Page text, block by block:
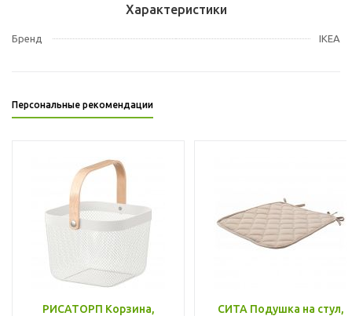
Характеристики
Бренд IKEA
Персональные рекомендации
РИСАТОРП Корзина,
СИТА Подушка на стул,